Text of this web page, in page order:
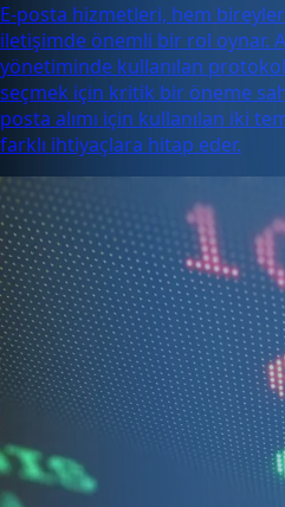
E-posta hizmetleri, hem
iletişimde önemli bir rol oynar.
yönetiminde kullanılan
seçmek için kritik bir öneme
posta alımı için kullanılan iki
farklı ihtiyaçlara hitap eder.